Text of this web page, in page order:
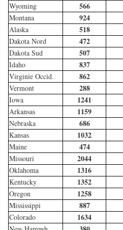
Wyoming
566
Montana 924
Alaska 518
Dakota Nord 472
Dakota Sud 507
Idaho 837
Virginie Occid. 862
Vermont 288
Iowa 1241
Arkansas 1159
Nebraska 686
Kansas 1032
Maine 474
Missouri 2044
Oklahoma 1316
Kentucky 1352
Oregon 1258
Mississippi 887
Colorado 1634